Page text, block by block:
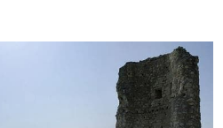
името по одрискиот крал
Македонски и неговите
пронајден во Севтополис,
светилишта биле опишани